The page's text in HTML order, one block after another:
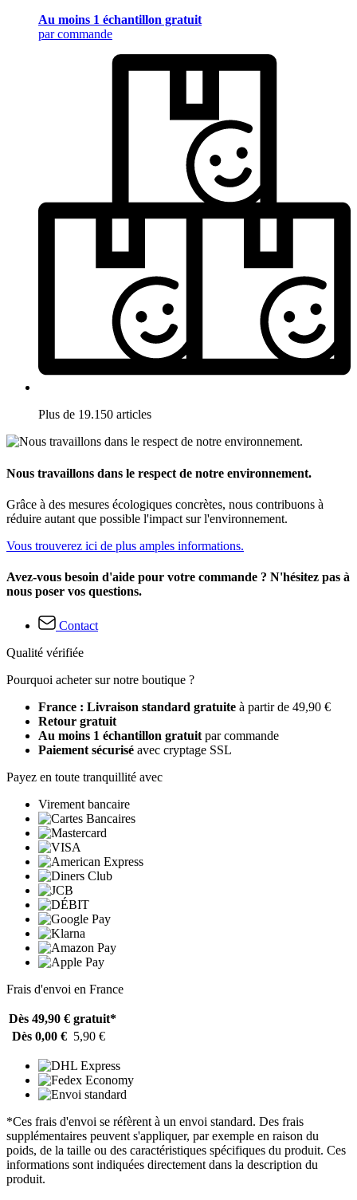
Au moins 1 échantillon gratuit
par commande
Plus de 19.150 articles
Nous travaillons dans le respect de notre environnement.
Grâce à des mesures écologiques concrètes, nous contribuons à
réduire autant que possible l'impact sur l'environnement.
Vous trouverez ici de plus amples informations.
Avez-vous besoin d'aide pour votre commande ? N'hésitez pas à
nous poser vos questions.
Contact
Qualité vérifiée
Pourquoi acheter sur notre boutique ?
France : Livraison standard gratuite à partir de 49,90 €
Retour gratuit
Au moins 1 échantillon gratuitpar commande
Paiement sécurisé avec cryptage SSL
Payez en toute tranquillité avec
Virement bancaire
Frais d'envoi en France
Dès 49,90 € gratuit*
Dès 0,00 € 5,90 €
*Ces frais d'envoi se réfèrent à un envoi standard. Des frais
supplémentaires peuvent s'appliquer, par exemple en raison du
poids, de la taille ou des caractéristiques spécifiques du produit. Ces
informations sont indiquées directement dans la description du
produit.